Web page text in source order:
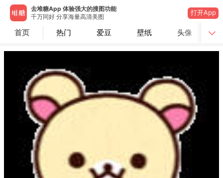
去堆糖App 体验强大的搜图功能
千万同好 分享海量高清美图
打开App
首页 热门 爱豆 壁纸 头像